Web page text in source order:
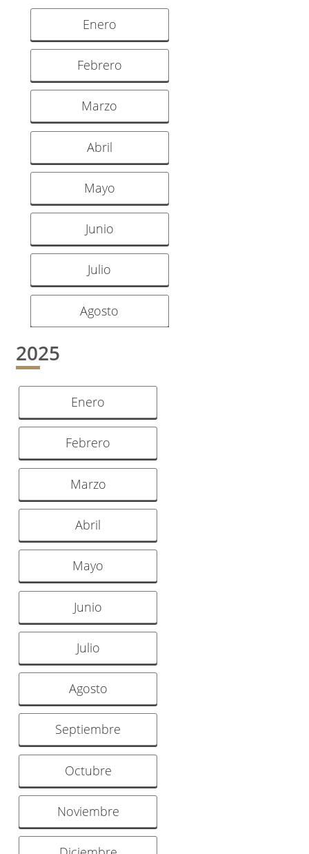
Enero
Febrero
Marzo
Abril
Mayo
Junio
Julio
Agosto
2025
Enero
Febrero
Marzo
Abril
Mayo
Junio
Julio
Agosto
Septiembre
Octubre
Noviembre